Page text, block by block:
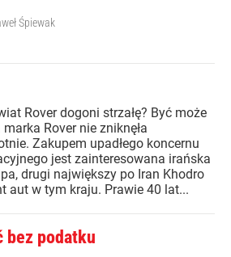
Śpiewak
Rover dogoni strzałę? Być może
Rover nie zniknęła
Zakupem upadłego koncernu
jest zainteresowana irańska
drugi największy po Iran Khodro
aut w tym kraju. Prawie 40 lat...
bez podatku